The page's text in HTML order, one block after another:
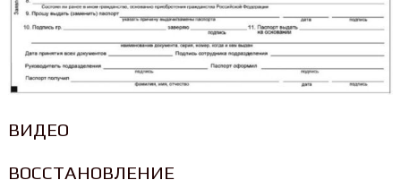
ВИДЕО
ВОССТАНОВЛЕНИЕ